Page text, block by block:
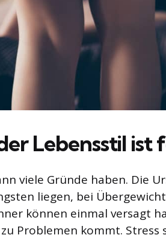
Lebensstil ist
viele Gründe haben. Die
liegen, bei
können einmal versagt
Problemen kommt.